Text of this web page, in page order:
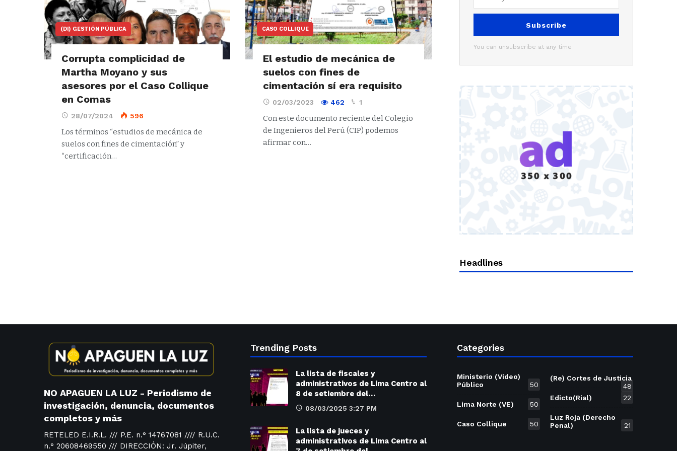
(DI) GESTIÓN PÚBLICA
Corrupta complicidad de
Martha Moyano y sus
asesores por el Caso Collique
en Comas
28/07/2024 596
Los términos “estudios de mecánica de
suelos con fines de cimentación” y
“certificación…
CASO COLLIQUE
El estudio de mecánica de
suelos con fines de
cimentación sí era requisito
02/03/2023 462 1
Con este documento reciente del Colegio
de Ingenieros del Perú (CIP) podemos
afirmar con…
Subscribe
You can unsubscribe at any time
Headlines
NO APAGUEN LA LUZ - Periodismo de
investigación, denuncia, documentos
completos y más
RETELED E.I.R.L. /// P.E. n.° 14767081 //// R.U.C.
n.° 20608469550 /// DIRECCIÓN: Jr. Júpiter,
Trending Posts
La lista de fiscales y
administrativos de Lima Centro al
8 de setiembre del…
08/03/2025 3:27 PM
La lista de jueces y
administrativos de Lima Centro al
Categories
Ministerio (Video)
Público
50
Lima Norte (VE) 50
Caso Collique 50
(Re) Cortes de Justicia
48
Edicto(Rial)
22
Luz Roja (Derecho
Penal)
21